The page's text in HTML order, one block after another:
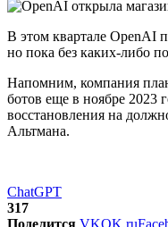
В этом квартале OpenAI
но пока без каких-либо
Напомним, компания
ботов еще в ноябре 2023
восстановления на
Альтмана.
ChatGPT
317
Поделится VKOK.ru